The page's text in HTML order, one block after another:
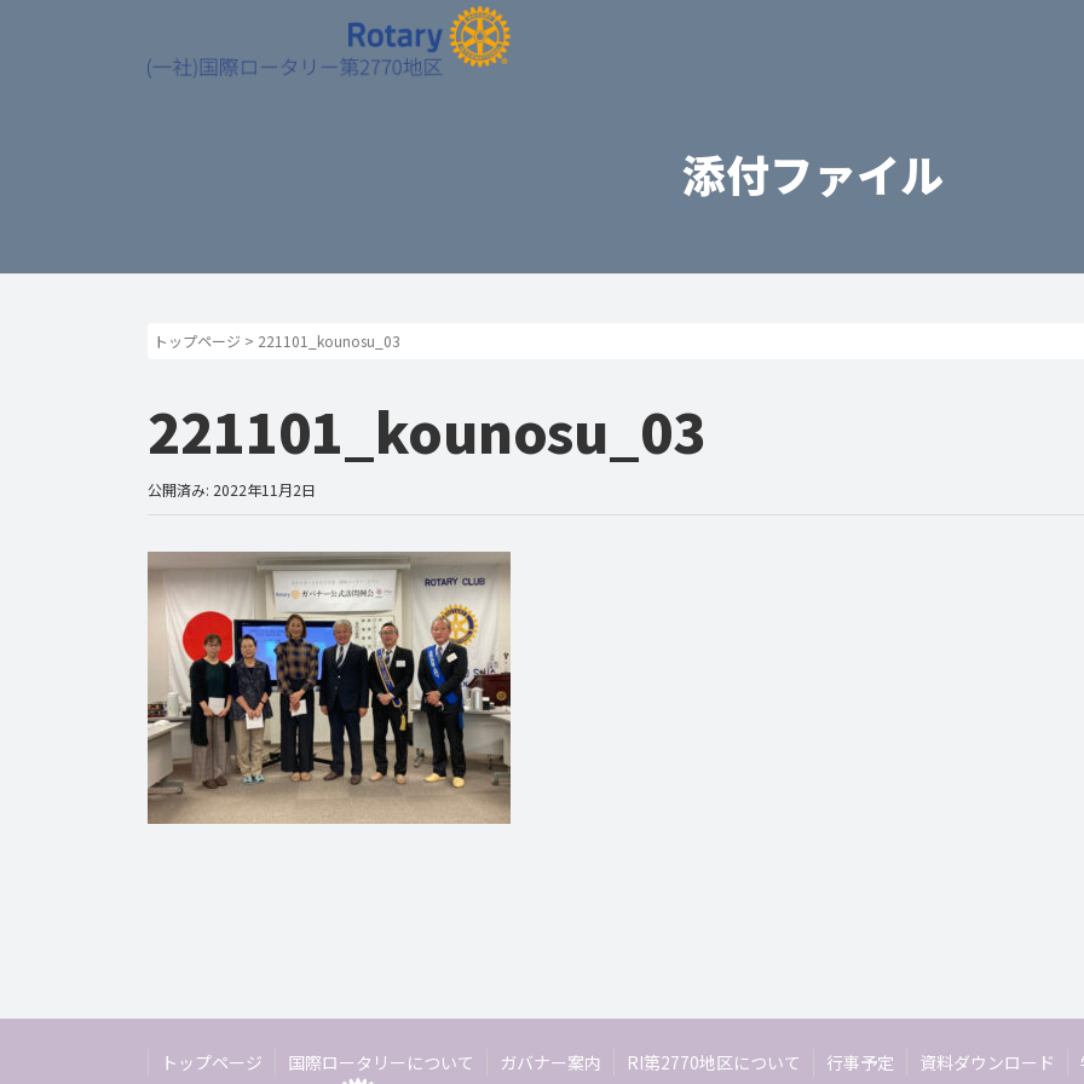
添付ファイル
トップページ > 221101_kounosu_03
221101_kounosu_03
公開済み: 2022年11月2日
トップページ 国際ロータリーについて ガバナー案内 RI第2770地区について 行事予定 資料ダウンロード